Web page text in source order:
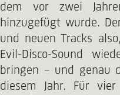
dem vor zwei
hinzugefügt wurde.
und neuen Tracks
Evil-Disco-Sound
bringen – und genau
diesem Jahr. Für